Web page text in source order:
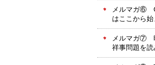
メルマガ⑥
はここから始
メルマガ⑦
祥事問題を読